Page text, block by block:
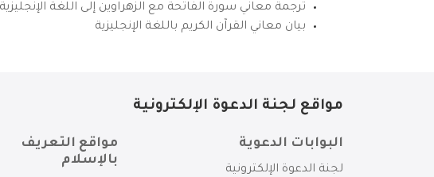
ترجمة معاني سورة الفاتحة مع الزهراوين إلى اللغة الإنجليزية
بيان معاني القرآن الكريم باللغة الإنجليزية
مواقع لجنة الدعوة الإلكترونية
البوابات الدعوية
لجنة الدعوة الإلكترونية
مواقع التعريف
بالإسلام